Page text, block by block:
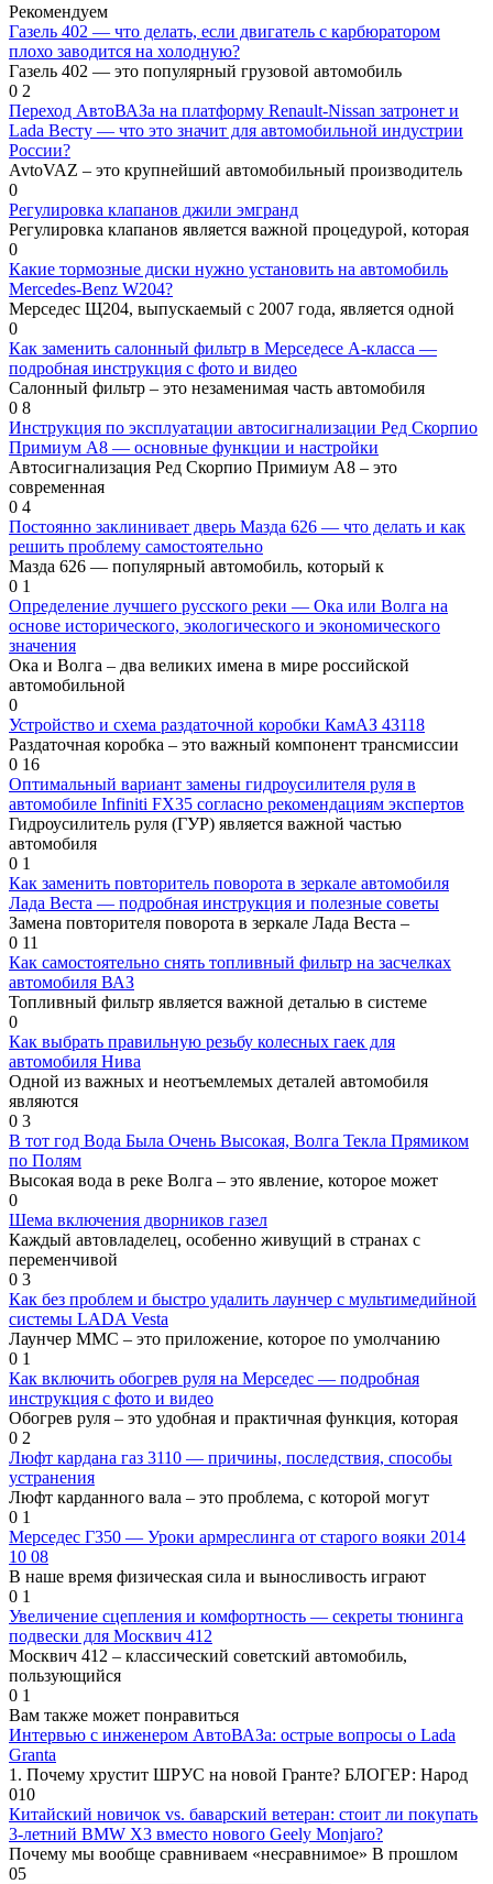
Рекомендуем
Газель 402 — что делать, если двигатель с карбюратором
плохо заводится на холодную?
Газель 402 — это популярный грузовой автомобиль
0 2
Переход АвтоВАЗа на платформу Renault-Nissan затронет и
Lada Весту — что это значит для автомобильной индустрии
России?
AvtoVAZ – это крупнейший автомобильный производитель
0
Регулировка клапанов джили эмгранд
Регулировка клапанов является важной процедурой, которая
0
Какие тормозные диски нужно установить на автомобиль
Mercedes-Benz W204?
Мерседес Щ204, выпускаемый с 2007 года, является одной
0
Как заменить салонный фильтр в Мерседесе А-класса —
подробная инструкция с фото и видео
Салонный фильтр – это незаменимая часть автомобиля
0 8
Инструкция по эксплуатации автосигнализации Ред Скорпио
Примиум А8 — основные функции и настройки
Автосигнализация Ред Скорпио Примиум А8 – это
современная
0 4
Постоянно заклинивает дверь Мазда 626 — что делать и как
решить проблему самостоятельно
Мазда 626 — популярный автомобиль, который к
0 1
Определение лучшего русского реки — Ока или Волга на
основе исторического, экологического и экономического
значения
Ока и Волга – два великих имена в мире российской
автомобильной
0
Устройство и схема раздаточной коробки КамАЗ 43118
Раздаточная коробка – это важный компонент трансмиссии
0 16
Оптимальный вариант замены гидроусилителя руля в
автомобиле Infiniti FX35 согласно рекомендациям экспертов
Гидроусилитель руля (ГУР) является важной частью
автомобиля
0 1
Как заменить повторитель поворота в зеркале автомобиля
Лада Веста — подробная инструкция и полезные советы
Замена повторителя поворота в зеркале Лада Веста –
0 11
Как самостоятельно снять топливный фильтр на засчелках
автомобиля ВАЗ
Топливный фильтр является важной деталью в системе
0
Как выбрать правильную резьбу колесных гаек для
автомобиля Нива
Одной из важных и неотъемлемых деталей автомобиля
являются
0 3
В тот год Вода Была Очень Высокая, Волга Текла Прямиком
по Полям
Высокая вода в реке Волга – это явление, которое может
0
Шема включения дворников газел
Каждый автовладелец, особенно живущий в странах с
переменчивой
0 3
Как без проблем и быстро удалить лаунчер с мультимедийной
системы LADA Vesta
Лаунчер ММС – это приложение, которое по умолчанию
0 1
Как включить обогрев руля на Мерседес — подробная
инструкция с фото и видео
Обогрев руля – это удобная и практичная функция, которая
0 2
Люфт кардана газ 3110 — причины, последствия, способы
устранения
Люфт карданного вала – это проблема, с которой могут
0 1
Мерседес Г350 — Уроки армреслинга от старого вояки 2014
10 08
В наше время физическая сила и выносливость играют
0 1
Увеличение сцепления и комфортность — секреты тюнинга
подвески для Москвич 412
Москвич 412 – классический советский автомобиль,
пользующийся
0 1
Вам также может понравиться
Интервью с инженером АвтоВАЗа: острые вопросы о Lada
Granta
1. Почему хрустит ШРУС на новой Гранте? БЛОГЕР: Народ
010
Китайский новичок vs. баварский ветеран: стоит ли покупать
3-летний BMW X3 вместо нового Geely Monjaro?
Почему мы вообще сравниваем «несравнимое» В прошлом
05